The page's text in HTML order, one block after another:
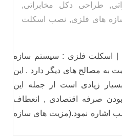
, طراحی دکل مخابراتی,
های فلزی, نصب اسکلت
| اسکلت فلزی : سیستم سازه
به مصالح های دیگر دارد . این
زیادی است از جمله این
صرفه اقتصادی , انعطاف
نمود.(مزیت های سازه